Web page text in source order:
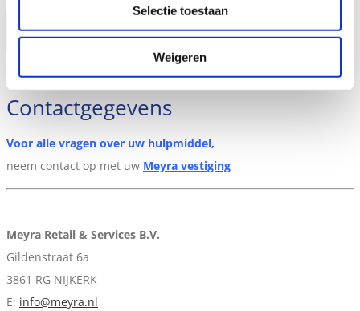
Selectie toestaan
Weigeren
Contactgegevens
Voor alle vragen over uw hulpmiddel,
neem contact op met uw Meyra vestiging
Meyra Retail & Services B.V.
Gildenstraat 6a
3861 RG NIJKERK
E: info@meyra.nl